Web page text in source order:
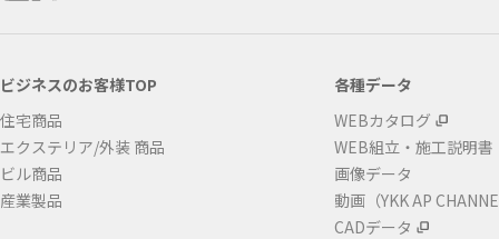
ビジネスのお客様TOP
住宅商品
エクステリア/外装 商品
ビル商品
産業製品
各種データ
WEBカタログ
WEB組立・施工説明書
画像データ
動画（YKK AP
CADデータ